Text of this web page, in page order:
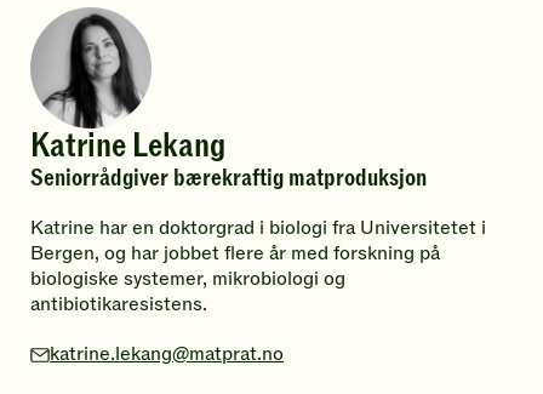
F
o
r
f
a
t
t
e
r
Katrine Lekang
Seniorrådgiver bærekraftig matproduksjon
Katrine har en doktorgrad i biologi fra Universitetet i
Bergen, og har jobbet flere år med forskning på
biologiske systemer, mikrobiologi og
antibiotikaresistens.
katrine.lekang@matprat.no